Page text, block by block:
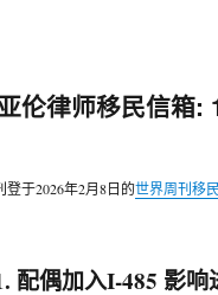
伦律师移民信箱
登于2026年2月8日的世界周刊移
配偶加入I-485 影响